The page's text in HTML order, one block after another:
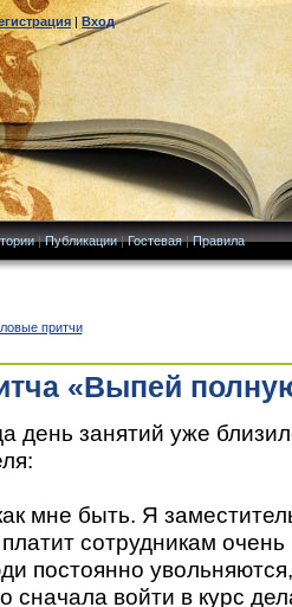
|Вход
|Публикации|Гостевая|Правила
притчи
«Выпей
день занятий уже
мне быть. Я
сотрудникам
постоянно
сначала войти в курс